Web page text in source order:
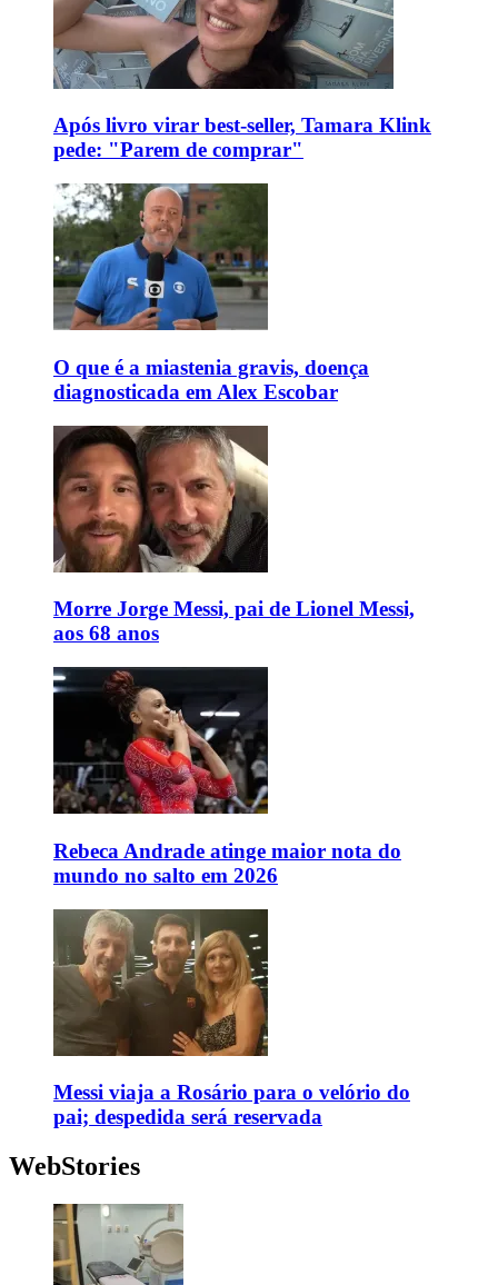
Após livro virar best-seller, Tamara Klink
pede: "Parem de comprar"
O que é a miastenia gravis, doença
diagnosticada em Alex Escobar
Morre Jorge Messi, pai de Lionel Messi,
aos 68 anos
Rebeca Andrade atinge maior nota do
mundo no salto em 2026
Messi viaja a Rosário para o velório do
pai; despedida será reservada
WebStories